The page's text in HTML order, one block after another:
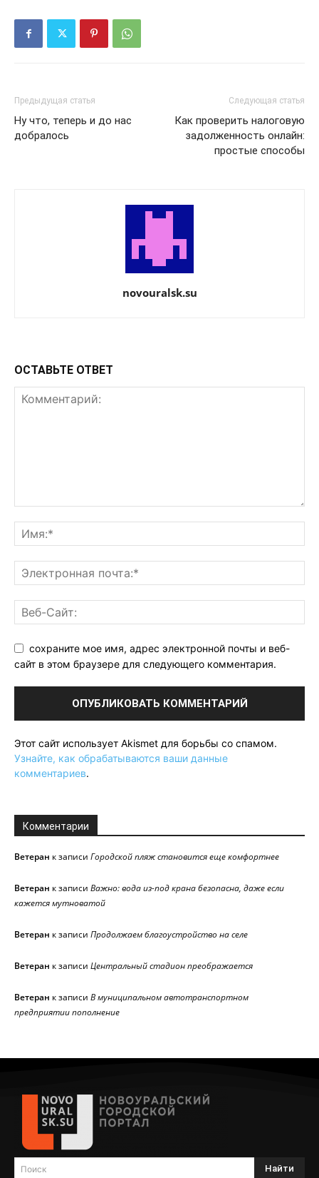
Предыдущая статья
Ну что, теперь и до нас
добралось
Следующая статья
Как проверить налоговую
задолженность онлайн:
простые способы
novouralsk.su
ОСТАВЬТЕ ОТВЕТ
сохраните мое имя, адрес электронной почты и веб-
сайт в этом браузере для следующего комментария.
Этот сайт использует Akismet для борьбы со спамом.
Узнайте, как обрабатываются ваши данные
комментариев.
Комментарии
Ветеран к записи Городской пляж становится еще комфортнее
Ветеран к записи Важно: вода из-под крана безопасна, даже если
кажется мутноватой
Ветеран к записи Продолжаем благоустройство на селе
Ветеран к записи Центральный стадион преображается
Ветеран к записи В муниципальном автотранспортном
предприятии пополнение
Поиск Найти